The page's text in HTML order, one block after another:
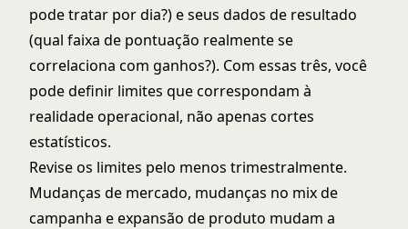
pode tratar por dia?) e seus dados de resultado
(qual faixa de pontuação realmente se
correlaciona com ganhos?). Com essas três, você
pode definir limites que correspondam à
realidade operacional, não apenas cortes
estatísticos.
Revise os limites pelo menos trimestralmente.
Mudanças de mercado, mudanças no mix de
campanha e expansão de produto mudam a